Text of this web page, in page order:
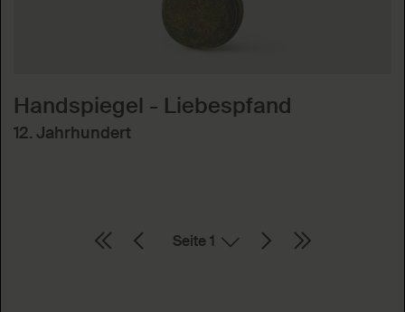
Handspiegel - Liebespfand
12. Jahrhundert